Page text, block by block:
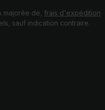
majorée de, frais d'expédition
sauf indication contraire.